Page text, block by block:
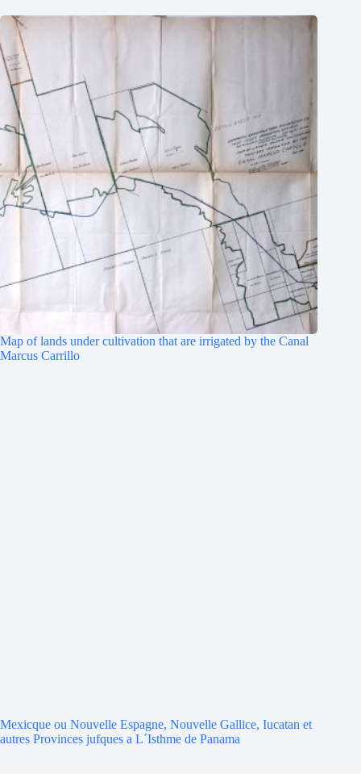
Map of lands under cultivation that are irrigated by the Canal
Marcus Carrillo
Mexicque ou Nouvelle Espagne, Nouvelle Gallice, Iucatan et
autres Provinces jufques a L´Isthme de Panama